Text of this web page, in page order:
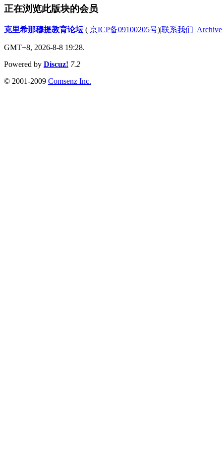
正在浏览此版块的会员
克里希那穆提教育论坛( 京ICP备09100205号)|联系我们 |
GMT+8, 2026-8-8 19:28.
Powered by Discuz! 7.2
© 2001-2009 Comsenz Inc.